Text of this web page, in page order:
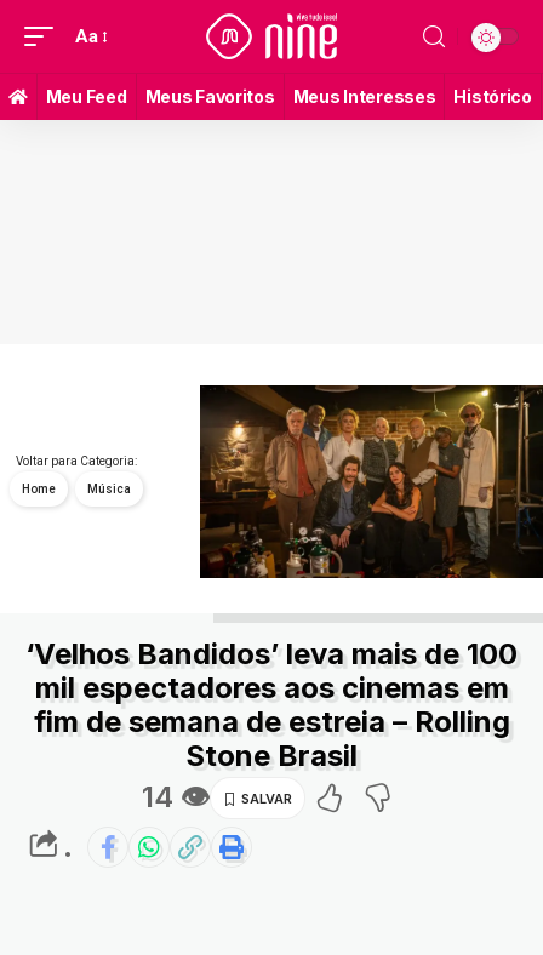
Aa
Meu Feed Meus Favoritos Meus Interesses Histórico
Voltar para Categoria:
Home Música
‘Velhos Bandidos’ leva mais de 100
mil espectadores aos cinemas em
fim de semana de estreia – Rolling
Stone Brasil
14 👁
.